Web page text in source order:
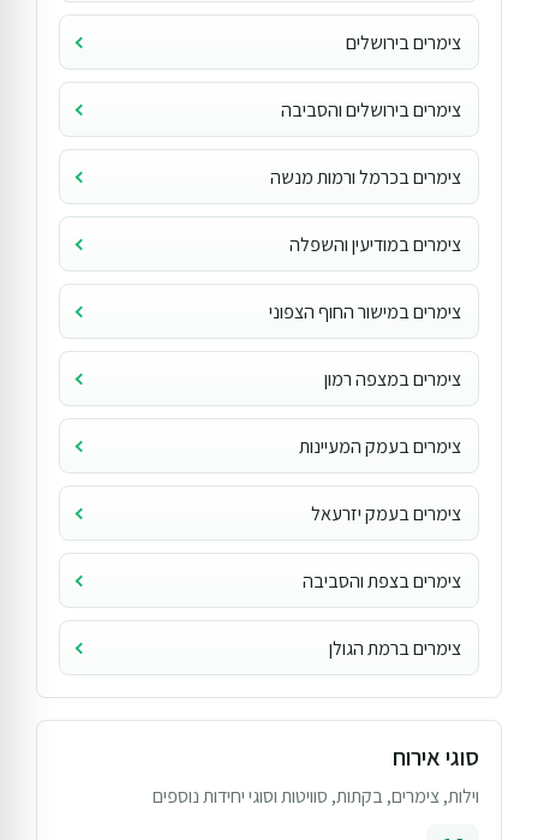
צימרים בירושלים
צימרים בירושלים והסביבה
צימרים בכרמל ורמות מנשה
צימרים במודיעין והשפלה
צימרים במישור החוף הצפוני
צימרים במצפה רמון
צימרים בעמק המעיינות
צימרים בעמק יזרעאל
צימרים בצפת והסביבה
צימרים ברמת הגולן
סוגי אירוח
וילות, צימרים, בקתות, סוויטות וסוגי יחידות נוספים